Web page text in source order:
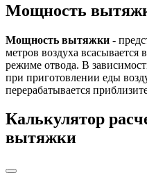
Мощность
Мощность вытяжки -
метров воздуха всасывается
режиме отвода. В
при приготовлении еды
перерабатывается
Калькулятор
вытяжки